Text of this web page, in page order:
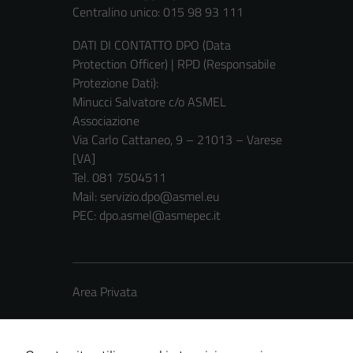
Centralino unico: 015 98 93 111
DATI DI CONTATTO DPO (Data
Protection Officer) | RPD (Responsabile
Protezione Dati):
Minucci Salvatore c/o ASMEL
Associazione
Via Carlo Cattaneo, 9 – 21013 – Varese
[VA]
Tel. 081 7504511
Mail: servizio.dpo@asmel.eu
PEC: dpo.asmel@asmepec.it
Area Privata